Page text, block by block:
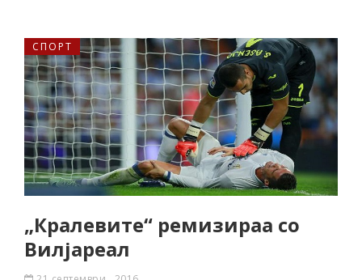
СПОРТ
„Кралевите“ ремизираа со
Вилјареал